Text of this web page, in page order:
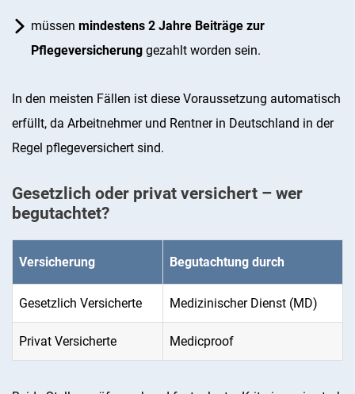
müssen mindestens 2 Jahre Beiträge zur
Pflegeversicherung gezahlt worden sein.
In den meisten Fällen ist diese Voraussetzung automatisch
erfüllt, da Arbeitnehmer und Rentner in Deutschland in der
Regel pflegeversichert sind.
Gesetzlich oder privat versichert – wer
begutachtet?
Versicherung Begutachtung durch
Gesetzlich Versicherte Medizinischer Dienst (MD)
Privat Versicherte Medicproof